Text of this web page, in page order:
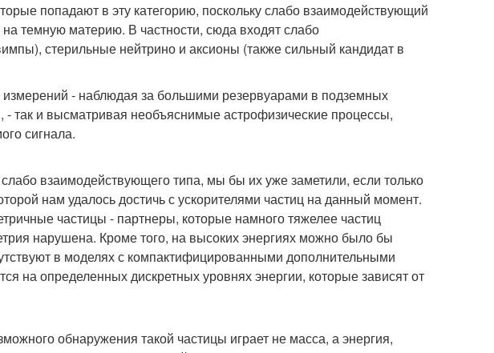
попадают в эту категорию, поскольку слабо взаимодействующий
темную материю. В частности, сюда входят слабо
стерильные нейтрино и аксионы (также сильный кандидат в
- наблюдая за большими резервуарами в подземных
так и высматривая необъяснимые астрофизические процессы,
сигнала.
взаимодействующего типа, мы бы их уже заметили, если только
нам удалось достичь с ускорителями частиц на данный момент.
частицы - партнеры, которые намного тяжелее частиц
нарушена. Кроме того, на высоких энергиях можно было бы
в моделях с компактифицированными дополнительными
на определенных дискретных уровнях энергии, которые зависят от
обнаружения такой частицы играет не масса, а энергия,